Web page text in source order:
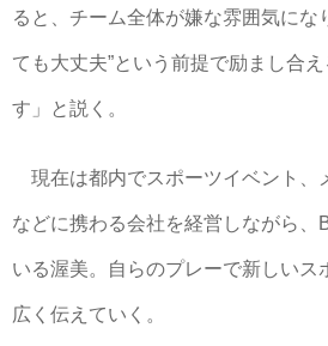
ると、チーム全体が嫌な雰囲気にな
ても大丈夫”という前提で励まし合
す」と説く。
現在は都内でスポーツイベント、
などに携わる会社を経営しながら
いる渥美。自らのプレーで新しいス
広く伝えていく。